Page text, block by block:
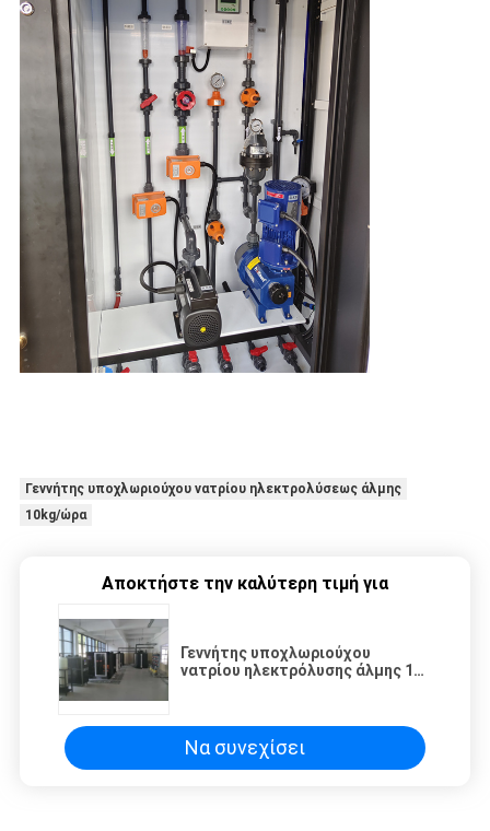
Γεννήτης υποχλωριούχου νατρίου ηλεκτρολύσεως άλμης
10kg/ώρα
Αποκτήστε την καλύτερη τιμή για
Γεννήτης υποχλωριούχου
νατρίου ηλεκτρόλυσης άλμης 10
Να συνεχίσει